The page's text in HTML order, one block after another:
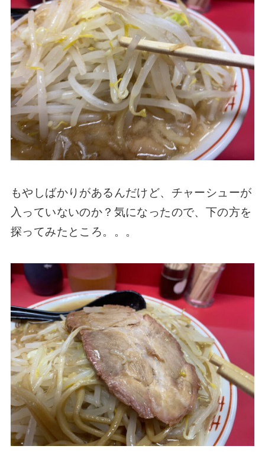
もやしばかりがあるんだけど、チャーシューが
入っていないのか？気になったので、下の方を
探ってみたところ。。。